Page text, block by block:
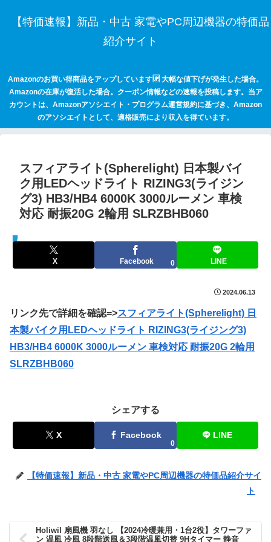
【特価速報】新品・中古 家電やPC周辺機器の特価品
紹介サイト
Amazonのお買い得商品をアップしています🆙 大幅な値下げが発生した場合。
Amazonの在庫が復活した場合。クーポン情報などの速報を投稿します。当ア
カウントは、Amazonアソシエイト・プログラム運営規約に基づき、Amazon
のアソシエイトとして、適格販売により収入を得ています。
スフィアライト(Spherelight) 日本製バイ
ク用LEDヘッドライト RIZING3(ライジン
グ3) HB3/HB4 6000K 3000ルーメン 車検
対応 耐振20G 2輪用 SLRZBHB060
セールハンター 激安情報まとめサイト
X Facebook 0 LINE
2024.06.13
リンク先で詳細を確認=>スフィアライト(Spherelight) 日
本製バイク用LEDヘッドライト RIZING3(ライジング3)
HB3/HB4 6000K 3000ルーメン 車検対応 耐振20G 2輪用
SLRZBHB060
シェアする
X Facebook
0
LINE
【特価速報】新品・中古 家電やPC周辺機器の特価品紹介サイ
ト
Holiwil 扇風機 羽なし 【2024冷暖兼用・1台2役】タワーファ
ン 温風 冷風 8段階送風＆3段階温風切替 9Hタイマー 静音